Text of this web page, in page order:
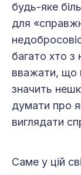
будь-яке
для
багато хто
вважати, що
значить
думати про
виглядати
Саме у цій